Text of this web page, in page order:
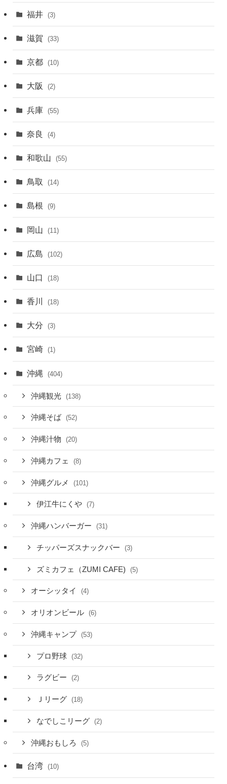
福井 (3)
滋賀 (33)
京都 (10)
大阪 (2)
兵庫 (55)
奈良 (4)
和歌山 (55)
鳥取 (14)
島根 (9)
岡山 (11)
広島 (102)
山口 (18)
香川 (18)
大分 (3)
宮崎 (1)
沖縄 (404)
沖縄観光 (138)
沖縄そば (52)
沖縄汁物 (20)
沖縄カフェ (8)
沖縄グルメ (101)
伊江牛にくや (7)
沖縄ハンバーガー (31)
チッパーズスナックバー (3)
ズミカフェ（ZUMI CAFE) (5)
オーシッタイ (4)
オリオンビール (6)
沖縄キャンプ (53)
プロ野球 (32)
ラグビー (2)
Ｊリーグ (18)
なでしこリーグ (2)
沖縄おもしろ (5)
台湾 (10)